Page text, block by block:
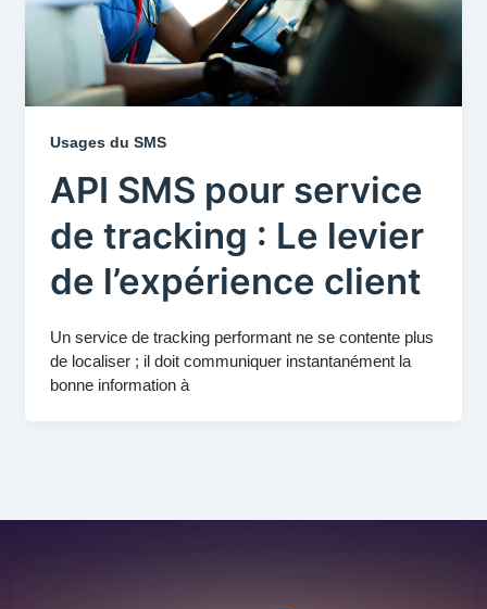
Usages du SMS
API SMS pour service
de tracking : Le levier
de l’expérience client
Un service de tracking performant ne se contente plus
de localiser ; il doit communiquer instantanément la
bonne information à